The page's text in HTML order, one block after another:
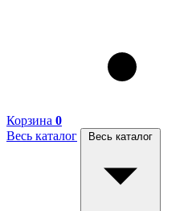
Корзина 0
Весь каталог
Весь каталог